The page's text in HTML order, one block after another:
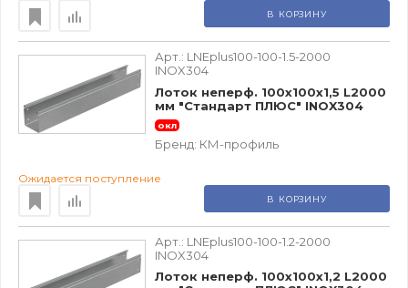
В КОРЗИНУ
Арт.: LNEplus100-100-1.5-2000
INOX304
Лоток неперф. 100х100х1,5 L2000
мм "Стандарт ПЛЮС" INOX304
окл
Бренд: КМ-профиль
Ожидается поступление
В КОРЗИНУ
Арт.: LNEplus100-100-1.2-2000
INOX304
Лоток неперф. 100х100х1,2 L2000